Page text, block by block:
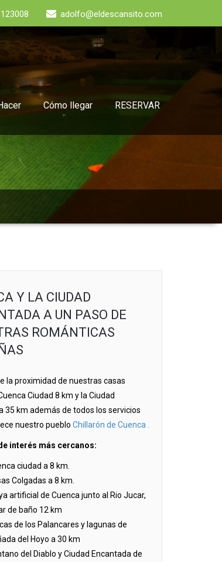
adolfo@eldescansito.com
Cómo llegar RESERVAR
Y LA CIUDAD
A UN PASO DE
ROMÁNTICAS
la proximidad de nuestras casas
Ciudad 8 km y la Ciudad
35 km además de todos los servicios
nuestro pueblo Chillarón de Cuenca .
interés más cercanos:
ciudad a 8 km.
Colgadas a 8 km.
artificial de Cuenca junto al Rio Jucar,
de baño 12 km
de los Palancares y lagunas de
del Hoyo a 30 km
del Diablo y Ciudad Encantada de